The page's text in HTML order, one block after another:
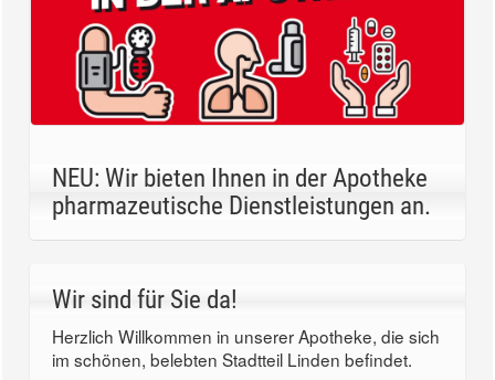
NEU: Wir bieten Ihnen in der Apotheke
pharmazeutische Dienstleistungen an.
Wir sind für Sie da!
Herzlich Willkommen in unserer Apotheke, die sich
im schönen, belebten Stadtteil Linden befindet.